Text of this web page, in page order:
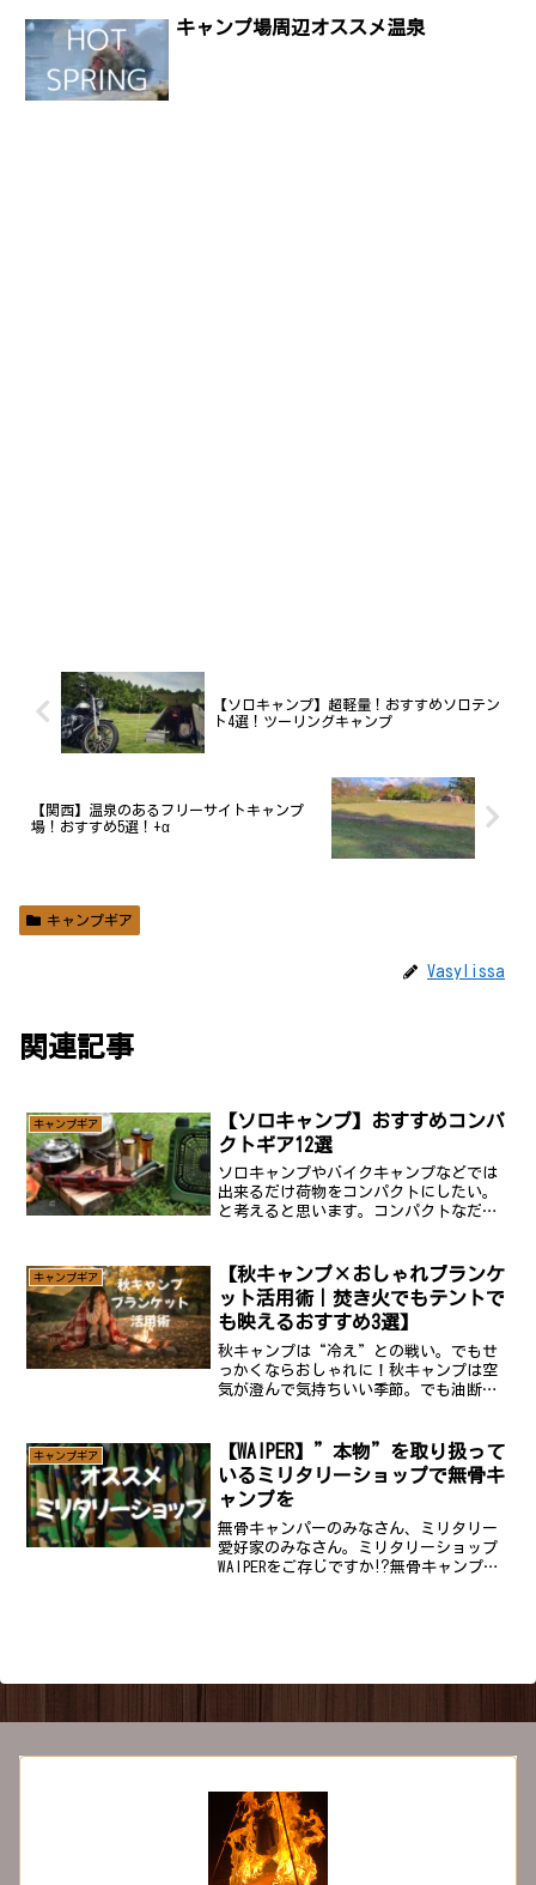
キャンプ場周辺オススメ温泉
【ソロキャンプ】超軽量！おすすめソロテン
ト4選！ツーリングキャンプ
【関西】温泉のあるフリーサイトキャンプ
場！おすすめ5選！+α
キャンプギア
Vasylissa
関連記事
キャンプギア
【ソロキャンプ】おすすめコンパ
クトギア12選
ソロキャンプやバイクキャンプなどでは
出来るだけ荷物をコンパクトにしたい。
と考えると思います。コンパクトなだけ
はコンパクトなオススメギアを紹介して
いくのですが、1台で何役...
キャンプギア
【秋キャンプ×おしゃれブランケ
ット活用術｜焚き火でもテントで
も映えるおすすめ3選】
秋キャンプは“冷え”との戦い。でもせ
っかくならおしゃれに！秋キャンプは空
気が澄んで気持ちいい季節。でも油断す
「ブランケット」。ただの防寒グッズじ
ゃなく、焚き火やテントサ...
キャンプギア
【WAIPER】”本物”を取り扱って
いるミリタリーショップで無骨キ
ャンプを
無骨キャンパーのみなさん、ミリタリー
愛好家のみなさん。ミリタリーショップ
WAIPERをご存じですか⁉無骨キャンプだ